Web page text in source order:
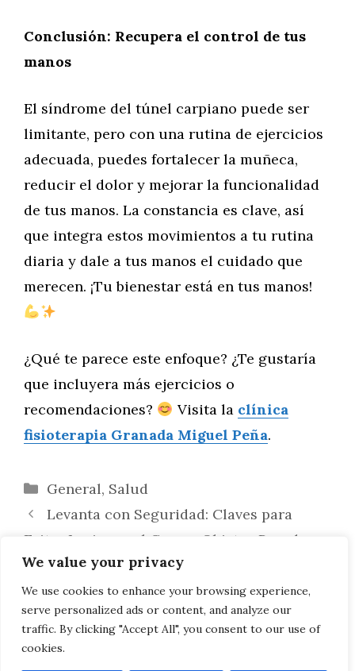
We value your privacy
We use cookies to enhance your browsing experience,
serve personalized ads or content, and analyze our
traffic. By clicking "Accept All", you consent to our use of
cookies.
Conclusión: Recupera el control de tus
manos
El síndrome del túnel carpiano puede ser
limitante, pero con una rutina de ejercicios
adecuada, puedes fortalecer la muñeca,
reducir el dolor y mejorar la funcionalidad
de tus manos. La constancia es clave, así
que integra estos movimientos a tu rutina
diaria y dale a tus manos el cuidado que
merecen. ¡Tu bienestar está en tus manos!
¿Qué te parece este enfoque? ¿Te gustaría
que incluyera más ejercicios o
recomendaciones?
Visita la clínica
fisioterapia Granada Miguel Peña.
Categorías
General, Salud
Levanta con Seguridad: Claves para
Evitar Lesiones al Cargar Objetos Pesados
Duerme Bien, Vive Mejor: Cómo la
Fisioterapia Ayuda a Corregir Lesiones por
Malas Posturas al Dormir